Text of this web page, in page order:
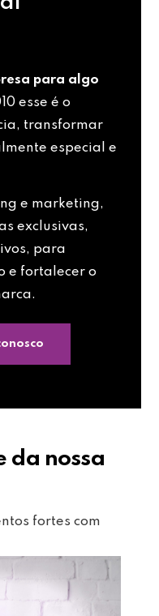
para algo
esse é o
transformar
especial e
e marketing,
exclusivas,
para
e fortalecer o
da nossa
fortes com